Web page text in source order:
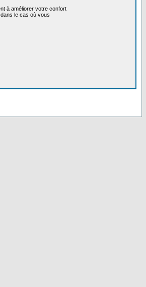
à améliorer votre confort
le cas où vous